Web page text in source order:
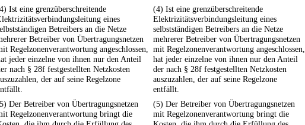
Ist eine grenzüberschreitende
eines
Betreibers an die Netze
Betreiber von Übertragungsnetzen
Regelzonenverantwortung angeschlossen,
jeder einzelne von ihnen nur den Anteil
nach § 28f festgestellten Netzkosten
der auf seine Regelzone
(4) Ist eine grenzüberschreitende
Elektrizitätsverbindungsleitung eines
selbstständigen Betreibers an die Netze
mehrerer Betreiber von Übertragungsnetzen
mit Regelzonenverantwortung angeschlossen,
hat jeder einzelne von ihnen nur den Anteil
der nach § 28f festgestellten Netzkosten
auszuzahlen, der auf seine Regelzone
entfällt.
Der Betreiber von Übertragungsnetzen
Regelzonenverantwortung bringt die
(5) Der Betreiber von Übertragungsnetzen
mit Regelzonenverantwortung bringt die